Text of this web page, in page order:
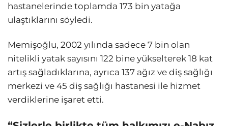
hastanelerinde toplamda 173 bin yatağa
ulaştıklarını söyledi.
Memişoğlu, 2002 yılında sadece 7 bin olan
nitelikli yatak sayısını 122 bine yükselterek 18 kat
artış sağladıklarına, ayrıca 137 ağız ve diş sağlığı
merkezi ve 45 diş sağlığı hastanesi ile hizmet
verdiklerine işaret etti.